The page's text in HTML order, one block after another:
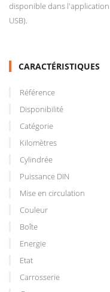
disponible dans
USB).
CARACTÉRISTIQUES
Référence
Disponibilité
Catégorie
Kilomètres
Cylindrée
Puissance DIN
Mise en circulation
Couleur
Boîte
Energie
Etat
Carrosserie